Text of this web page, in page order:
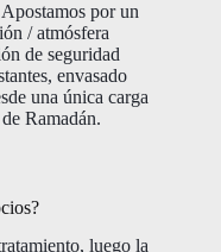
por un
/ atmósfera
de seguridad
envasado
una única carga
Ramadán.
luego la